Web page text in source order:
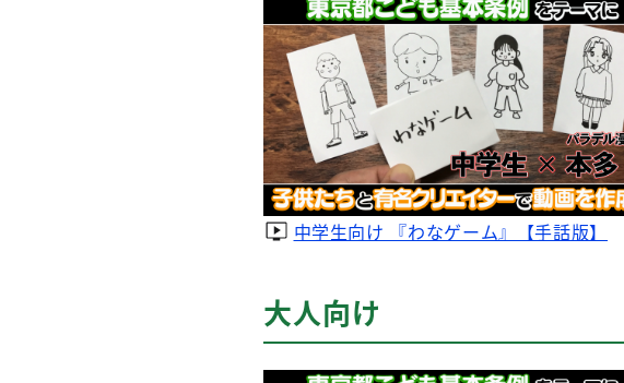
中学生向け 『わなゲーム』【手話版】
大人向け